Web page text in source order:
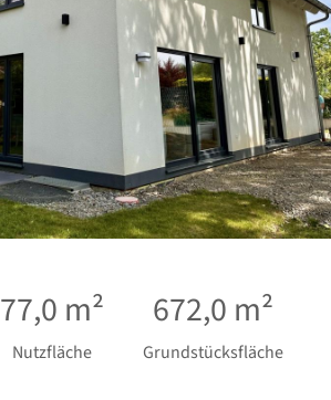
77,0 m²
Nutzfläche
672,0 m²
Grundstücksfläche